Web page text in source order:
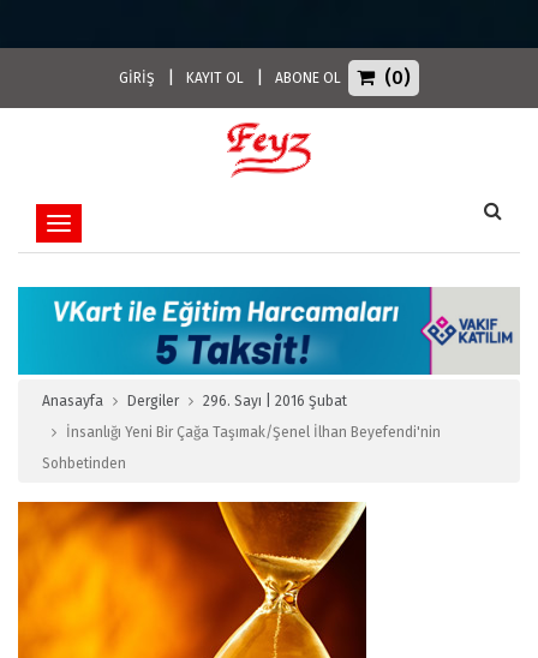
GİRİŞ KAYIT OL ABONE OL (0)
Toggle navigation
Anasayfa Dergiler
296. Sayı | 2016 Şubat
İnsanlığı Yeni Bir Çağa Taşımak/Şenel İlhan Beyefendi'nin
Sohbetinden